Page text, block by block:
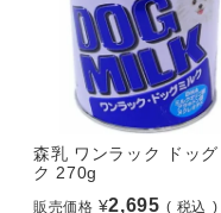
森乳 ワンラック ドッグ
ク 270g
販売価格 ¥2,695
税込